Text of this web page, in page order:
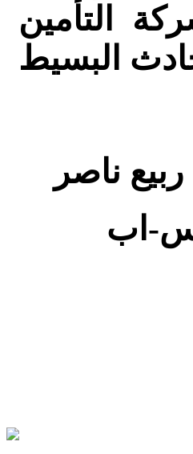
التأمين
ناصر
واتس-اب